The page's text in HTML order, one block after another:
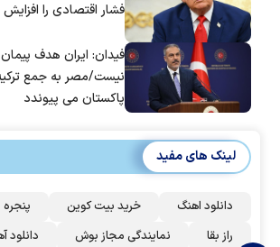
فشار اقتصادی را
فیدان: ایران هدف
نیست/مصر به جمع
پاکستان می پیوندد
لینک های مفید
دانلود اهنگ خرید بیت کوین
راز بقا
نمایندگی مجاز بوش
دانلود